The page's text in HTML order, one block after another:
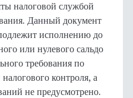
налоговой службой
Данный документ
исполнению до
или нулевого сальдо
требования по
контроля, а
не предусмотрено.